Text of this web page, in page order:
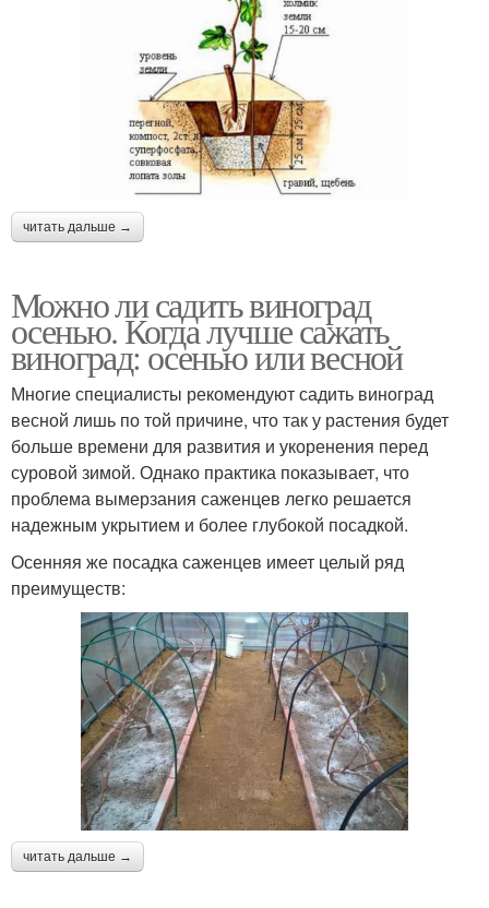
читать дальше →
Можно ли садить виноград
осенью. Когда лучше сажать
виноград: осенью или весной
Многие специалисты рекомендуют садить виноград
весной лишь по той причине, что так у растения будет
больше времени для развития и укоренения перед
суровой зимой. Однако практика показывает, что
проблема вымерзания саженцев легко решается
надежным укрытием и более глубокой посадкой.
Осенняя же посадка саженцев имеет целый ряд
преимуществ:
читать дальше →